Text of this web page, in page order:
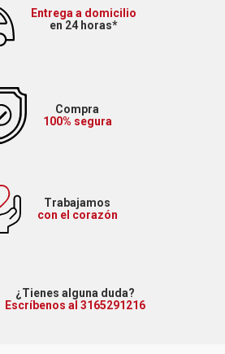
Entrega a domicilio
en 24 horas*
Compra
100% segura
Trabajamos
con el corazón
¿Tienes alguna duda?
Escríbenos al 3165291216